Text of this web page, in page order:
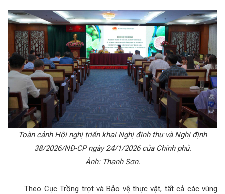
Toàn cảnh Hội nghị triển khai Nghị định thư và Nghị định
38/2026/NĐ-CP ngày 24/1/2026 của Chính phủ.
Ảnh: Thanh Sơn.
Theo Cục Trồng trọt và Bảo vệ thực vật, tất cả các vùng